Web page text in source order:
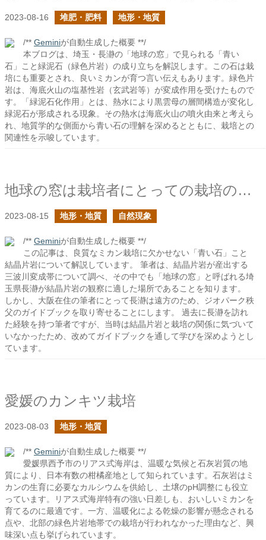
2023-08-16 堆肥・肥料 地形・地質
/** Geminiが自動生成した概要 **/
本ブログは、埼玉・長瀞の「地球の窓」で見られる「青い
石」こと緑泥石（緑色片岩）の成り立ちを解説します。この石は栽
培にも重要とされ、良いミカンが育つ言い伝えもあります。緑色片
岩は、海底火山の塩基性岩（玄武岩等）が変成作用を受けたもので
す。「緑泥石化作用」とは、熱水により黒雲母の層間構造が変化し
緑泥石が形成される現象。その熱水は海底火山の噴火由来と考えら
れ、地質学的な側面から青い石の理解を深めるとともに、栽培との
関連性を示唆しています。
地球の窓は栽培者にとっての栽培の教材でもある
2023-08-15 地形・地質 自然現象
/** Geminiが自動生成した概要 **/
この記事は、良質なミカン栽培に欠かせない「青い石」こと
結晶片岩について解説しています。 筆者は、結晶片岩が産出する
三波川変成帯について調べ、その中でも「地球の窓」と呼ばれる埼
玉県長瀞が結晶片岩の観察に適した場所であることを知ります。
しかし、大阪在住の筆者にとって長瀞は遠方のため、ジオパーク秩
父のガイドブックを取り寄せることにします。 過去に長瀞を訪れ
た経験を持つ筆者ですが、当時は結晶片岩と栽培の関係に気づいて
いなかったため、改めてガイドブックを通して学びを深めようとし
ています。
愛媛のカンキツ栽培
2023-08-03 地形・地質
/** Geminiが自動生成した概要 **/
愛媛県西予市のリアス式海岸は、温暖な気候と石灰岩質の地
質により、日本有数の柑橘産地として知られています。石灰岩はミ
カンの生育に必要なカルシウムを供給し、土壌のpH調整にも役立
っています。リアス式海岸特有の強い日差しも、おいしいミカンを
育てるのに最適です。一方、温暖化による乾燥の影響が懸念される
点や、北部の緑色片岩地帯での栽培が行われなかった理由など、興
味深い点も挙げられています。